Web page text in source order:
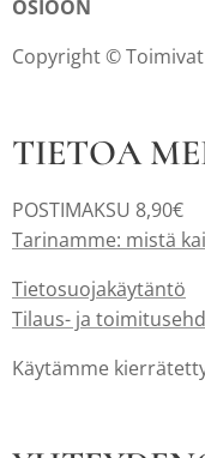
OSIOON
Copyright © Toimivat
TIETOA
POSTIMAKSU 8,90€
Tarinamme: mistä
Tietosuojakäytäntö
Tilaus- ja
Käytämme